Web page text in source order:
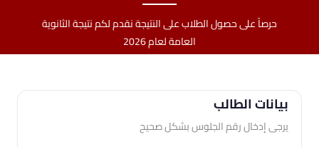
حرصاً على حصول الطلاب على النتيجة نقدم لكم نتيجة الثانوية
العامة لعام 2026
بيانات الطالب
يرجى إدخال رقم الجلوس بشكل صحيح